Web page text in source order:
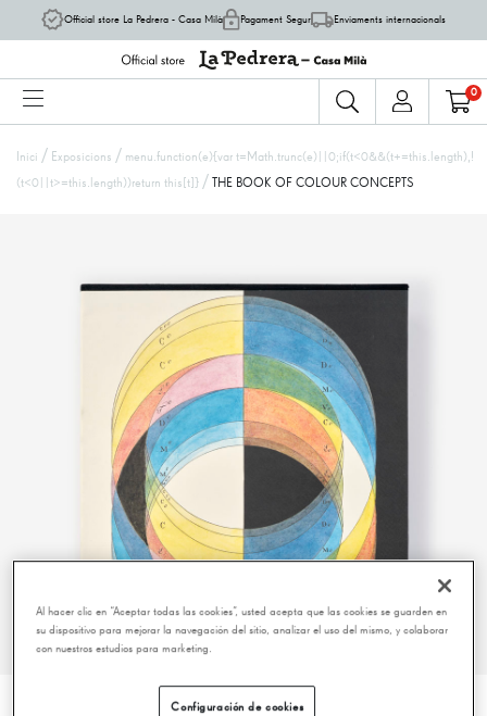
Official store La Pedrera - Casa Milà Pagament Segur Enviaments internacionals
0
Inici / Exposicions / menu.function(e){var t=Math.trunc(e)||0;if(t<0&&(t+=this.length),!
(t<0||t>=this.length))return this[t]} / THE BOOK OF COLOUR CONCEPTS
Al hacer clic en “Aceptar todas las cookies”, usted acepta que las cookies se guarden en
su dispositivo para mejorar la navegación del sitio, analizar el uso del mismo, y colaborar
con nuestros estudios para marketing.
Configuración de cookies